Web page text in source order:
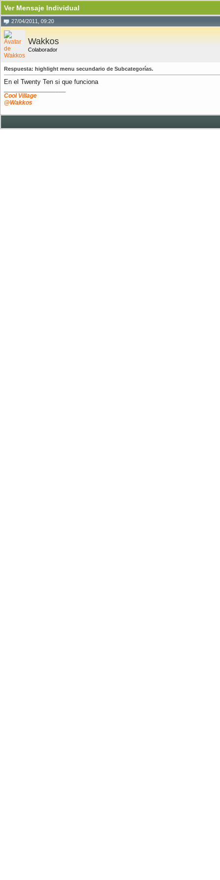
Ver Mensaje Individual
27/04/2011, 09:20
Wakkos
Colaborador
Respuesta: highlight menu secundario de Subcategorías.
En el Twenty Ten si que funciona
Cool Village
@Wakkos